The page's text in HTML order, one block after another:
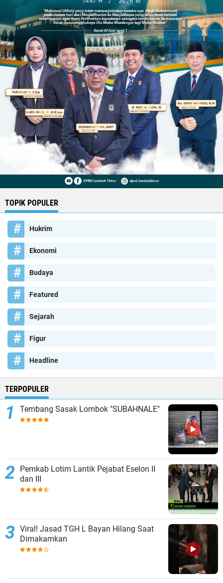
TOPIK POPULER
Hukrim
Ekonomi
Budaya
Featured
Sejarah
Figur
Headline
TERPOPULER
Tembang Sasak Lombok "SUBAHNALE"
Pemkab Lotim Lantik Pejabat Eselon II
dan III
Viral! Jasad TGH L Bayan Hilang Saat
Dimakamkan